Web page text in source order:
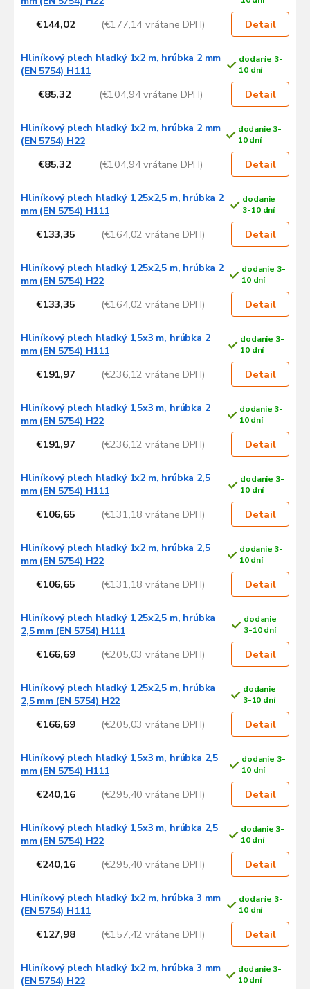
€144,02 (€177,14 vrátane DPH) Detail
Hliníkový plech hladký 1x2 m, hrúbka 2 mm
(EN 5754) H111
dodanie 3-
10 dní
€85,32 (€104,94 vrátane DPH) Detail
Hliníkový plech hladký 1x2 m, hrúbka 2 mm
(EN 5754) H22
dodanie 3-
10 dní
€85,32 (€104,94 vrátane DPH) Detail
Hliníkový plech hladký 1,25x2,5 m, hrúbka 2
mm (EN 5754) H111
dodanie
3-10 dní
€133,35 (€164,02 vrátane DPH) Detail
Hliníkový plech hladký 1,25x2,5 m, hrúbka 2
mm (EN 5754) H22
dodanie 3-
10 dní
€133,35 (€164,02 vrátane DPH) Detail
Hliníkový plech hladký 1,5x3 m, hrúbka 2
mm (EN 5754) H111
dodanie 3-
10 dní
€191,97 (€236,12 vrátane DPH) Detail
Hliníkový plech hladký 1,5x3 m, hrúbka 2
mm (EN 5754) H22
dodanie 3-
10 dní
€191,97 (€236,12 vrátane DPH) Detail
Hliníkový plech hladký 1x2 m, hrúbka 2,5
mm (EN 5754) H111
dodanie 3-
10 dní
€106,65 (€131,18 vrátane DPH) Detail
Hliníkový plech hladký 1x2 m, hrúbka 2,5
mm (EN 5754) H22
dodanie 3-
10 dní
€106,65 (€131,18 vrátane DPH) Detail
Hliníkový plech hladký 1,25x2,5 m, hrúbka
2,5 mm (EN 5754) H111
dodanie
3-10 dní
€166,69 (€205,03 vrátane DPH) Detail
Hliníkový plech hladký 1,25x2,5 m, hrúbka
2,5 mm (EN 5754) H22
dodanie
3-10 dní
€166,69 (€205,03 vrátane DPH) Detail
Hliníkový plech hladký 1,5x3 m, hrúbka 2,5
mm (EN 5754) H111
dodanie 3-
10 dní
€240,16 (€295,40 vrátane DPH) Detail
Hliníkový plech hladký 1,5x3 m, hrúbka 2,5
mm (EN 5754) H22
dodanie 3-
10 dní
€240,16 (€295,40 vrátane DPH) Detail
Hliníkový plech hladký 1x2 m, hrúbka 3 mm
(EN 5754) H111
dodanie 3-
10 dní
€127,98 (€157,42 vrátane DPH) Detail
Hliníkový plech hladký 1x2 m, hrúbka 3 mm
(EN 5754) H22
dodanie 3-
10 dní